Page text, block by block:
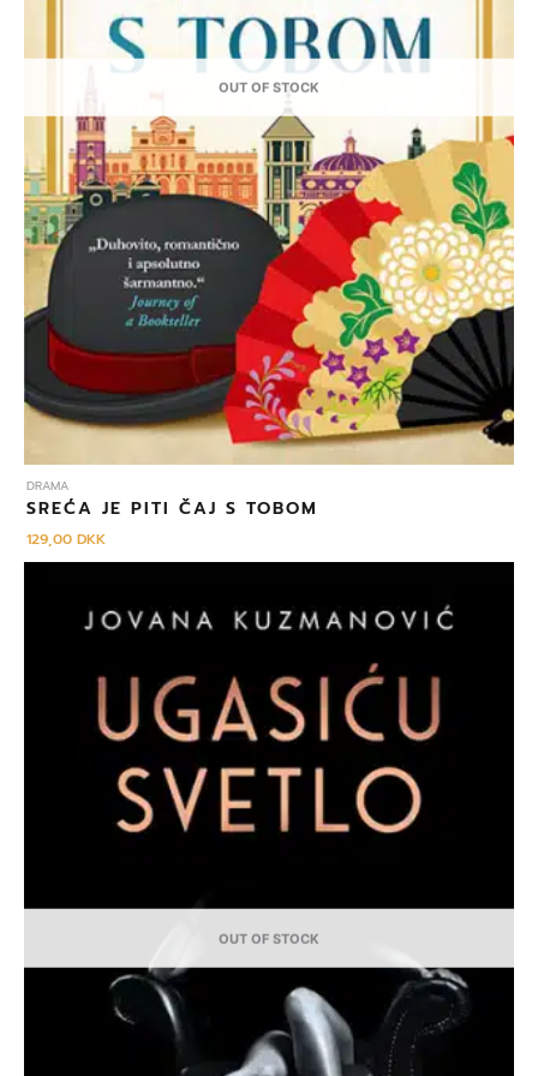
OUT OF STOCK
DRAMA
SREĆA JE PITI ČAJ S TOBOM
129,00DKK
OUT OF STOCK